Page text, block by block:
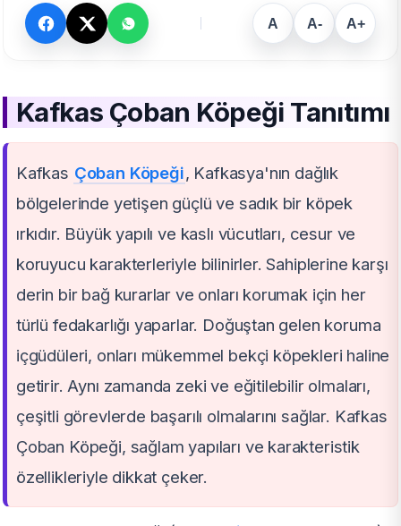
A A- A+
Kafkas Çoban Köpeği Tanıtımı
Kafkas Çoban Köpeği, Kafkasya'nın dağlık
bölgelerinde yetişen güçlü ve sadık bir köpek
ırkıdır. Büyük yapılı ve kaslı vücutları, cesur ve
koruyucu karakterleriyle bilinirler. Sahiplerine karşı
derin bir bağ kurarlar ve onları korumak için her
türlü fedakarlığı yaparlar. Doğuştan gelen koruma
içgüdüleri, onları mükemmel bekçi köpekleri haline
getirir. Aynı zamanda zeki ve eğitilebilir olmaları,
çeşitli görevlerde başarılı olmalarını sağlar. Kafkas
Çoban Köpeği, sağlam yapıları ve karakteristik
özellikleriyle dikkat çeker.